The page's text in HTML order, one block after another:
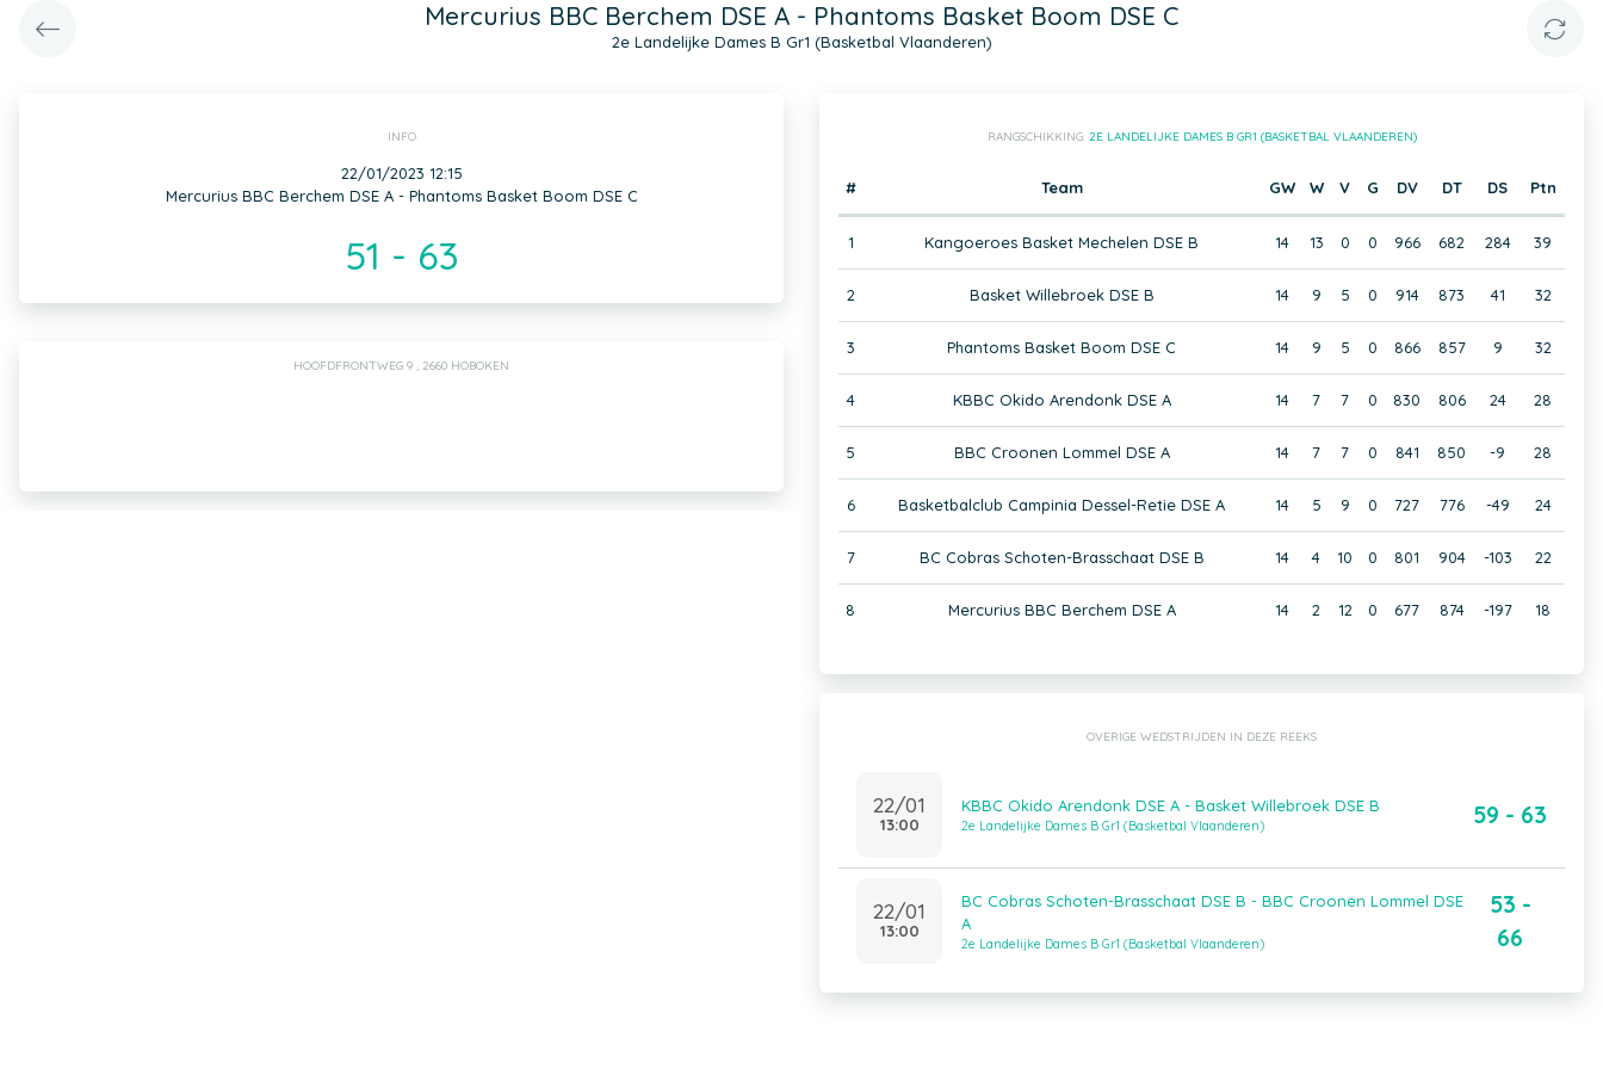
Mercurius BBC Berchem DSE A - Phantoms Basket Boom DSE C
2e Landelijke Dames B Gr1 (Basketbal Vlaanderen)
INFO
22/01/2023 12:15
Mercurius BBC Berchem DSE A - Phantoms Basket Boom DSE C
51 - 63
HOOFDFRONTWEG 9 , 2660 HOBOKEN
RANGSCHIKKING: 2E LANDELIJKE DAMES B GR1 (BASKETBAL VLAANDEREN)
# Team GW W V G DV DT DS Ptn
1 Kangoeroes Basket Mechelen DSE B 14 13 0 0 966 682 284 39
2 Basket Willebroek DSE B 14 9 5 0 914 873 41 32
3 Phantoms Basket Boom DSE C 14 9 5 0 866 857 9 32
4 KBBC Okido Arendonk DSE A 14 7 7 0 830 806 24 28
5 BBC Croonen Lommel DSE A 14 7 7 0 841 850 -9 28
6 Basketbalclub Campinia Dessel-Retie DSE A 14 5 9 0 727 776 -49 24
7 BC Cobras Schoten-Brasschaat DSE B 14 4 10 0 801 904 -103 22
8 Mercurius BBC Berchem DSE A 14 2 12 0 677 874 -197 18
OVERIGE WEDSTRIJDEN IN DEZE REEKS
22/01
13:00
KBBC Okido Arendonk DSE A - Basket Willebroek DSE B
2e Landelijke Dames B Gr1 (Basketbal Vlaanderen) 59 - 63
22/01
13:00
BC Cobras Schoten-Brasschaat DSE B - BBC Croonen Lommel DSE
A
2e Landelijke Dames B Gr1 (Basketbal Vlaanderen)
53 -
66